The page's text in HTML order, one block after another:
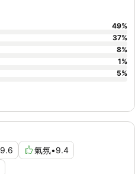
9.6 氣氛•9.4
49%
37%
8%
1%
5%